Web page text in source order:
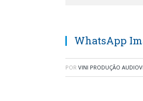
WhatsApp
POR VINI PRODUÇÃO